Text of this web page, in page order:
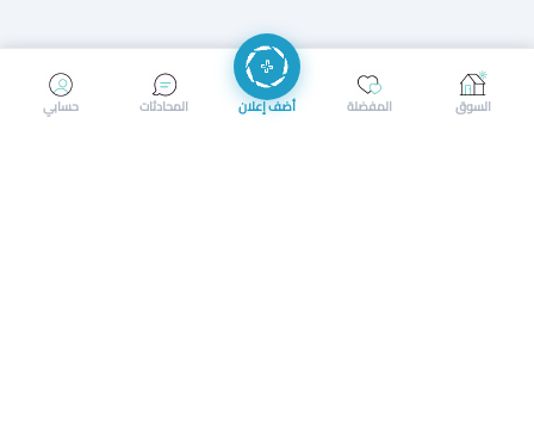
إرسال رسالة إجراء مكالمة
حسابي المحادثات أضف إعلان المفضلة السوق